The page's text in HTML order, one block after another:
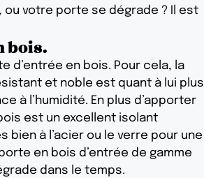
votre porte se dégrade ? Il est
bois.
d’entrée en bois. Pour cela, la
et noble est quant à lui plus
à l’humidité. En plus d’apporter
est un excellent isolant
à l’acier ou le verre pour une
en bois d’entrée de gamme
dans le temps.